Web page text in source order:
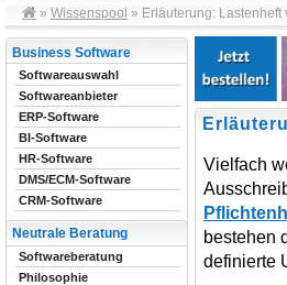
» Wissenspool » Erläuterung: Lastenheft
Vielfach
bestehen
definierte
Business Software
Softwareauswahl
Softwareanbieter
ERP-Software
BI-Software
HR-Software
DMS/ECM-Software
CRM-Software
Neutrale Beratung
Softwareberatung
Philosophie